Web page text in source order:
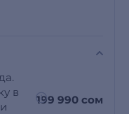
в
199 990 сом